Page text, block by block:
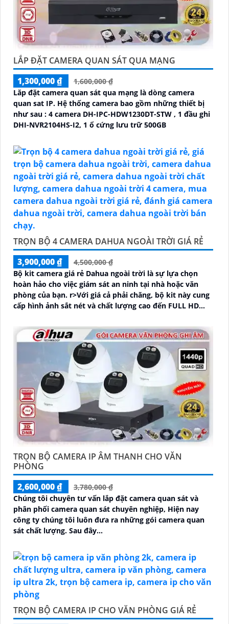
LẮP ĐẶT CAMERA QUAN SÁT QUA MẠNG
1,300,000 ₫
1,600,000 ₫
Lăp đặt camera quan sát qua mạng là dòng camera
quan sat IP. Hệ thống camera bao gồm những thiết bị
như sau : 4 camera DH-IPC-HDW1230DT-STW , 1 đầu ghi
DHI-NVR2104HS-I2, 1 ổ cứng lưu trữ 500GB
TRỌN BỘ 4 CAMERA DAHUA NGOÀI TRỜI GIÁ RẺ
3,900,000 ₫
4,500,000 ₫
Bộ kit camera giá rẻ Dahua ngoài trời là sự lựa chọn
hoàn hảo cho việc giám sát an ninh tại nhà hoặc văn
phòng của bạn. r>Với giá cả phải chăng, bộ kit này cung
cấp hình ảnh sắt nét và chất lượng cao đến FULL HD
TRỌN BỘ CAMERA IP ÂM THANH CHO VĂN
PHÒNG
2,600,000 ₫
3,780,000 ₫
Chúng tôi chuyên tư vấn lắp đặt camera quan sát và
phân phối camera quan sát chuyên nghiệp, Hiện nay
công ty chúng tôi luôn đưa ra những gói camera quan
sát chất lượng. Sau đây...
TRỌN BỘ CAMERA IP CHO VĂN PHÒNG GIÁ RẺ